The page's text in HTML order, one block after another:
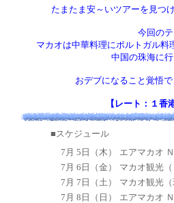
たまたま安～いツアーを見つ
今回の
マカオは中華料理にポルトガル
中国の珠海に
おデブになること覚悟
【レート：１香
■スケジュール
7月 5日（木）
エアマカオ
7月 6日（金）
マカオ観光
7月 7日（土）
マカオ観光
7月 8日（日）
エアマカオ